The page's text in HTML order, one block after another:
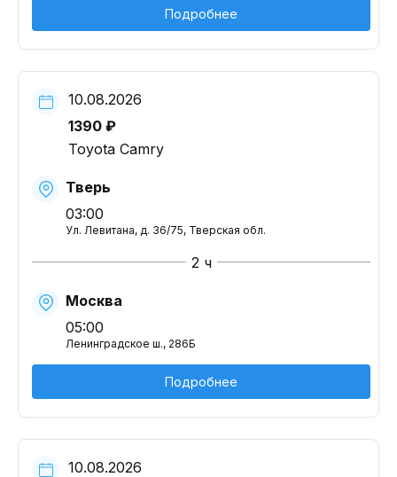
Подробнее
10.08.2026
1390 ₽
Toyota Camry
Тверь
03:00
Ул. Левитана, д. 36/75, Тверская обл.
2 ч
Москва
05:00
Ленинградское ш., 286Б
Подробнее
10.08.2026